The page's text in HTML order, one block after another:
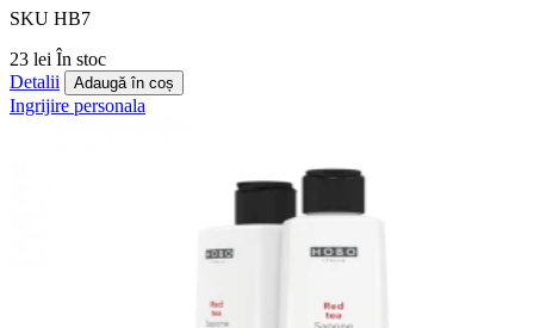
SKU HB7
23 lei În stoc
Detalii
Adaugă în coș
Ingrijire personala